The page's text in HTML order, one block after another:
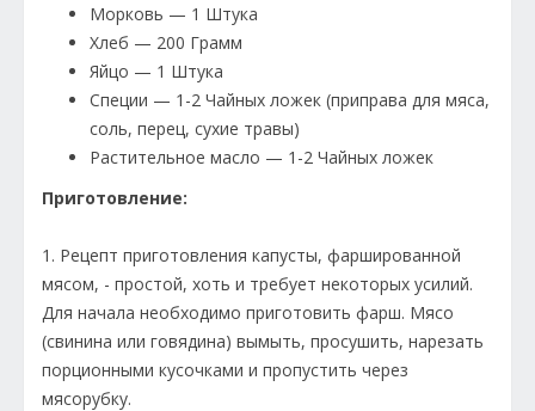
Морковь — 1 Штука
Хлеб — 200 Грамм
Яйцо — 1 Штука
Специи — 1-2 Чайных ложек (приправа для мяса,
соль, перец, сухие травы)
Растительное масло — 1-2 Чайных ложек
Приготовление:
1. Рецепт приготовления капусты, фаршированной
мясом, - простой, хоть и требует некоторых усилий.
Для начала необходимо приготовить фарш. Мясо
(свинина или говядина) вымыть, просушить, нарезать
порционными кусочками и пропустить через
мясорубку.